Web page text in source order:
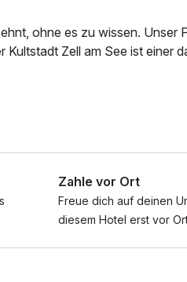
ohne es zu wissen. Unser
Zell am See ist einer
Therme - Wasser- und Sauna-
W-LAN
Zahle vor Ort
Freue dich auf deinen
diesem Hotel erst vor